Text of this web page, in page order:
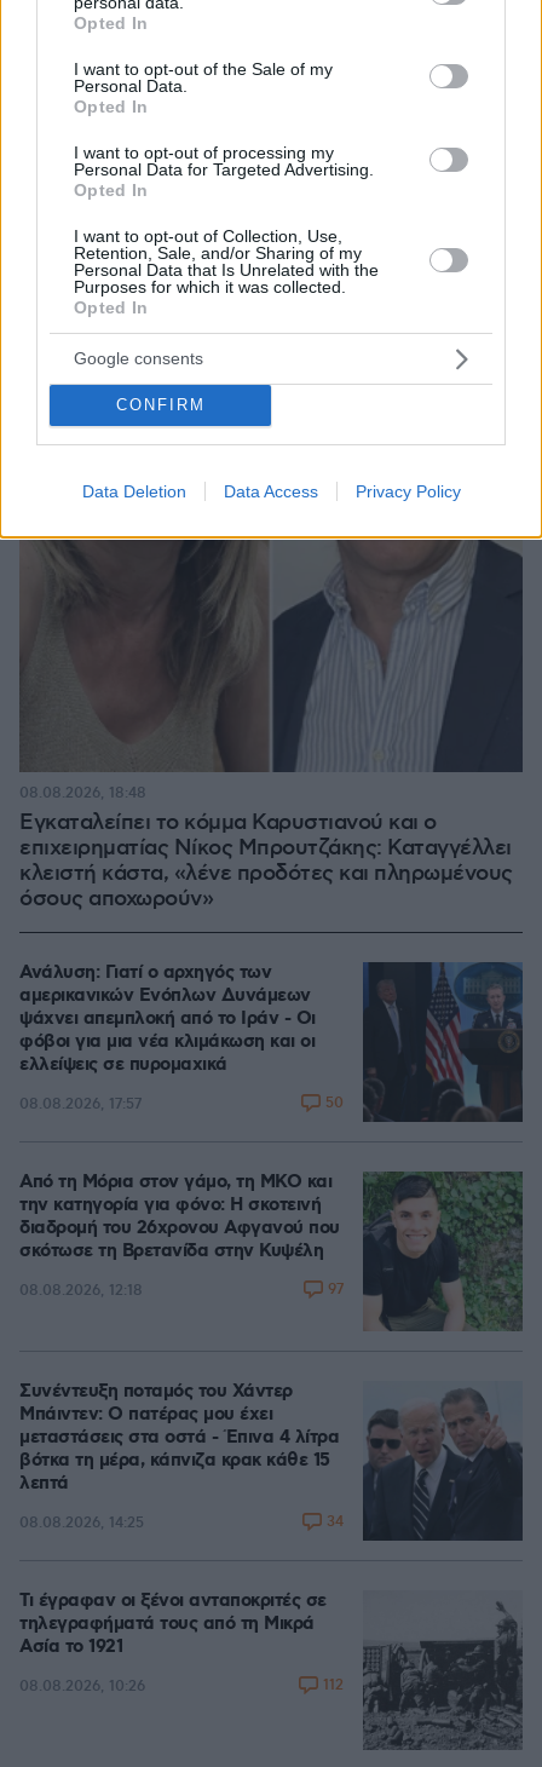
grant or deny consent to Google and its third-party tags to
use your data for below specified purposes in below Google
consent section.
Opted In
I want to opt-out of the Sale of my
Personal Data.
Opted In
I want to opt-out of processing my
Personal Data for Targeted Advertising.
Opted In
I want to opt-out of Collection, Use,
Retention, Sale, and/or Sharing of my
Personal Data that Is Unrelated with the
Purposes for which it was collected.
Opted In
Google consents
CONFIRM
Data Deletion Data Access Privacy Policy
Τραγωδία στην Πάρο: Πνίγηκε 4χρονος σε πισίνα
beach bar, βούτηξε ο μπάρμαν για να τον σώσει
πριν μία ώρα
Εγκαταλείπει το κόμμα Καρυστιανού και ο
επιχειρηματίας Νίκος Μπρουτζάκης: Καταγγέλλει
κλειστή κάστα, «λένε προδότες και πληρωμένους
όσους αποχωρούν»
08.08.2026, 18:48
Ανάλυση: Γιατί ο αρχηγός των
αμερικανικών Ενόπλων Δυνάμεων
ψάχνει απεμπλοκή από το Ιράν - Οι
φόβοι για μια νέα κλιμάκωση και οι
ελλείψεις σε πυρομαχικά
08.08.2026, 17:57 50
Από τη Μόρια στον γάμο, τη ΜΚΟ και
την κατηγορία για φόνο: Η σκοτεινή
διαδρομή του 26χρονου Αφγανού που
σκότωσε τη Βρετανίδα στην Κυψέλη
08.08.2026, 12:18 97
Συνέντευξη ποταμός του Χάντερ
Μπάιντεν: Ο πατέρας μου έχει
μεταστάσεις στα οστά - Έπινα 4 λίτρα
βότκα τη μέρα, κάπνιζα κρακ κάθε 15
λεπτά
08.08.2026, 14:25 34
Τι έγραφαν οι ξένοι ανταποκριτές σε
τηλεγραφήματά τους από τη Μικρά
Ασία το 1921
08.08.2026, 10:26 112